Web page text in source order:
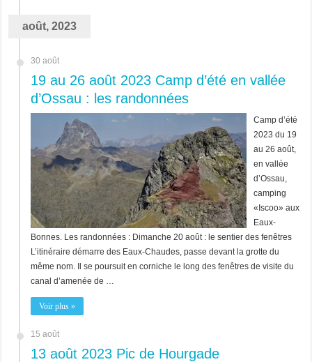
août, 2023
30 août
19 au 26 août 2023 Camp d’été en vallée
d’Ossau : les randonnées
Camp d’été
2023 du 19
au 26 août,
en vallée
d’Ossau,
camping
«Iscoo» aux
Eaux-
Bonnes. Les randonnées : Dimanche 20 août : le sentier des fenêtres
L’itinéraire démarre des Eaux-Chaudes, passe devant la grotte du
même nom. Il se poursuit en corniche le long des fenêtres de visite du
canal d’amenée de …
Voir plus »
15 août
13 août 2023 Pic de Hourgade